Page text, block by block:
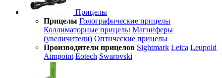
Прицелы
Прицелы Голографические прицелы
Коллиматорные прицелы Магниферы
(увеличители) Оптические прицелы
Производители прицелов Sightmark Leica Leupold
Aimpoint Eotech Swarovski